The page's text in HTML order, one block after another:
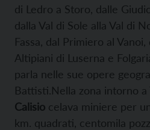
di Ledro a Storo, dalle
dalla Val di Sole alla Val di
Fassa, dal Primiero al Vanoi,
Altipiani di Luserna e
parla nelle sue opere
Battisti.Nella zona intorno a
Calisio celava miniere per
km. quadrati, centomila